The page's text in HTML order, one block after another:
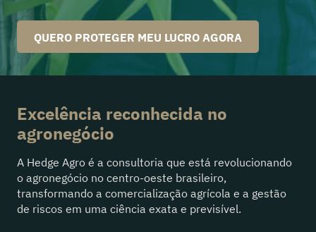
QUERO PROTEGER MEU LUCRO AGORA
Excelência reconhecida no
agronegócio
A Hedge Agro é a consultoria que está revolucionando
o agronegócio no centro-oeste brasileiro,
transformando a comercialização agrícola e a gestão
de riscos em uma ciência exata e previsível.